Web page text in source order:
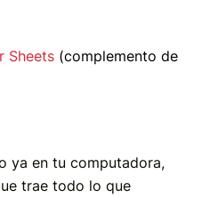
Sheets (complemento de
ya en tu computadora,
trae todo lo que